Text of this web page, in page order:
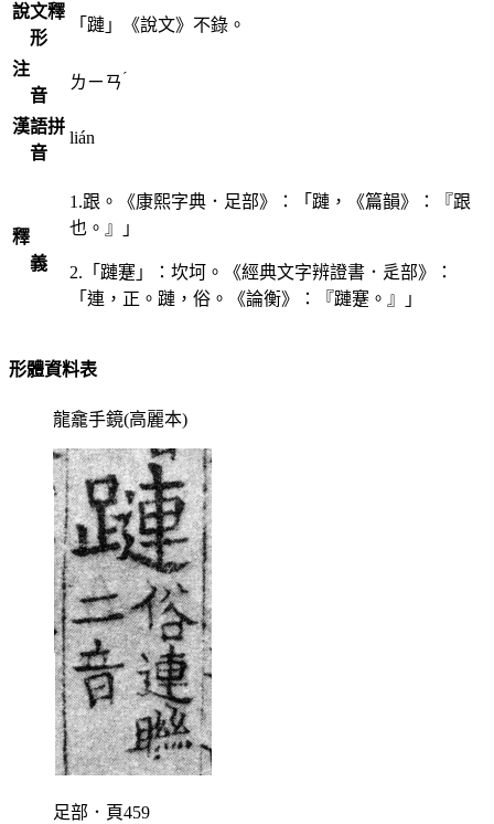
說文釋
形
「蹥」《說文》不錄。
注
音
ㄌㄧㄢ ˊ
漢語拼
音
lián
釋
義
1.跟。《康熙字典．足部》：「蹥，《篇韻》：『跟
也。』」
2.「蹥蹇」：坎坷。《經典文字辨證書．辵部》：
「連，正。蹥，俗。《論衡》：『蹥蹇。』」
形體資料表
龍龕手鏡(高麗本)
足部．頁459